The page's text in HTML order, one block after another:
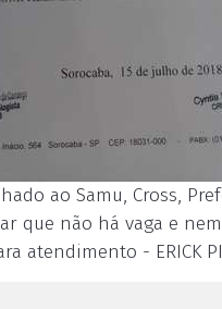
ao Samu, Cross,
que não há vaga e
atendimento - ERICK